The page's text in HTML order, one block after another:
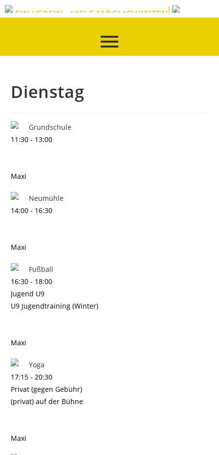
EIN VEREIN - VIELE MÖGLICHKEITEN
Dienstag
Grundschule
11:30 - 13:00
Maxi
Neumühle
14:00 - 16:30
Maxi
Fußball
16:30 - 18:00
Jugend U9
U9 Jugendtraining (Winter)
Maxi
Yoga
17:15 -20:30
Privat (gegen Gebühr)
(privat) auf der Bühne
Maxi